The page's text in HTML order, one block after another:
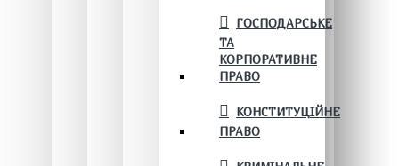
ГОСПОДАРСЬКЕ
ТА
КОРПОРАТИВНЕ
ПРАВО
КОНСТИТУЦІЙНЕ
ПРАВО